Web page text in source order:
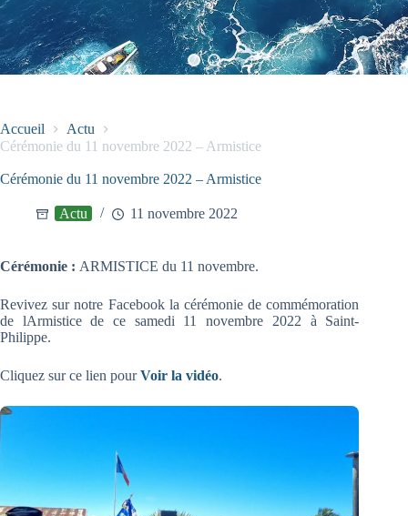
Accueil
Actu
Cérémonie du 11 novembre 2022 – Armistice
Cérémonie du 11 novembre 2022 – Armistice
Actu 11 novembre 2022
Cérémonie : ARMISTICE du 11 novembre.
Revivez sur notre Facebook la cérémonie de commémoration
de lArmistice de ce samedi 11 novembre 2022 à Saint-
Philippe.
Cliquez sur ce lien pourVoir la vidéo.